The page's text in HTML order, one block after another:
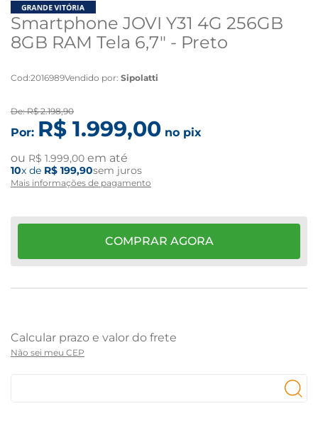
Smartphone JOVI Y31 4G 256GB
8GB RAM Tela 6,7" - Preto
Cod:2016989Vendido por: Sipolatti
De:R$ 2.198,90
Por: R$ 1.999,00 no pix
ou R$ 1.999,00 em até
10x de R$ 199,90sem juros
Mais informações de pagamento
COMPRAR AGORA
Não sei meu CEP